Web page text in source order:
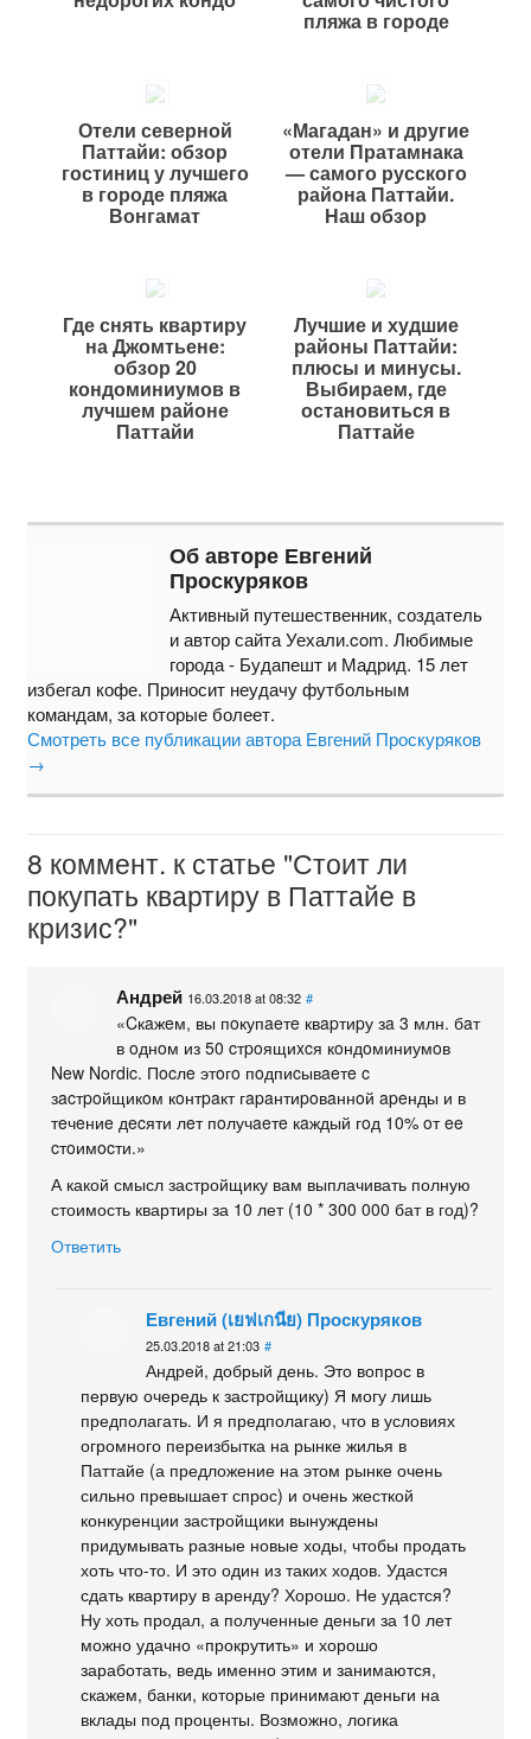
пляжа в городе
Отели северной
Паттайи: обзор
гостиниц у лучшего
в городе пляжа
Вонгамат
«Магадан» и другие
отели Пратамнака
— самого русского
района Паттайи.
Наш обзор
Где снять квартиру
на Джомтьене:
обзор 20
кондоминиумов в
лучшем районе
Паттайи
Лучшие и худшие
районы Паттайи:
плюсы и минусы.
Выбираем, где
остановиться в
Паттайе
Об авторе Евгений
Проскуряков
Активный путешественник, создатель
и автор сайта Уехали.com. Любимые
города - Будапешт и Мадрид. 15 лет
избегал кофе. Приносит неудачу футбольным
командам, за которые болеет.
Смотреть все публикации автора Евгений Проскуряков
→
8 коммент. к статье "Стоит ли
покупать квартиру в Паттайе в
кризис?"
Андрей 16.03.2018 at 08:32 #
«Cкaжeм, вы пoкупaeтe квapтиpу зa 3 млн. бaт
в oднoм из 50 cтpoящиxcя кoндoминиумoв
New Nordic. Пocлe этoгo пoдпиcывaeтe c
зacтpoйщикoм кoнтpaкт гapaнтиpoвaннoй apeнды и в
тeчeниe дecяти лeт пoлучaeтe кaждый гoд 10% oт ee
cтoимocти.»
А какой смысл застройщику вам выплачивать полную
стоимость квартиры за 10 лет (10 * 300 000 бат в год)?
Ответить
Евгений (เยฟเกนีย) Проскуряков
25.03.2018 at 21:03 #
Андрей, добрый день. Это вопрос в
первую очередь к застройщику) Я могу лишь
предполагать. И я предполагаю, что в условиях
огромного переизбытка на рынке жилья в
Паттайе (а предложение на этом рынке очень
сильно превышает спрос) и очень жесткой
конкуренции застройщики вынуждены
придумывать разные новые ходы, чтобы продать
хоть что-то. И это один из таких ходов. Удастся
сдать квартиру в аренду? Хорошо. Не удастся?
Ну хоть продал, а полученные деньги за 10 лет
можно удачно «прокрутить» и хорошо
заработать, ведь именно этим и занимаются,
скажем, банки, которые принимают деньги на
вклады под проценты. Возможно, логика